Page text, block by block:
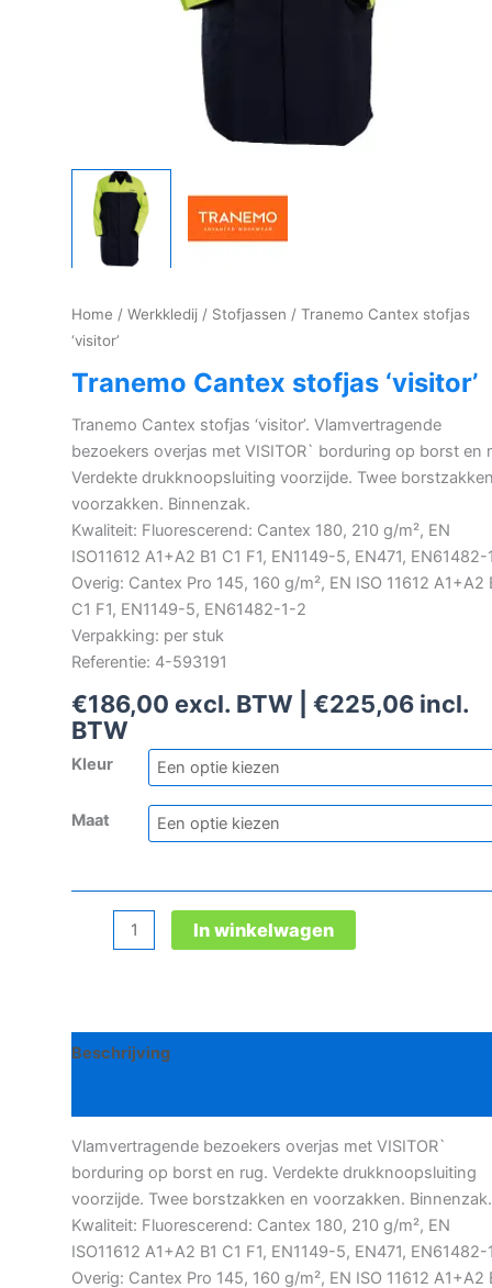
Home / Werkkledij / Stofjassen / Tranemo Cantex stofjas
‘visitor’
Tranemo Cantex stofjas ‘visitor’
Tranemo Cantex stofjas ‘visitor’. Vlamvertragende
bezoekers overjas met VISITOR` borduring op borst en
Verdekte drukknoopsluiting voorzijde. Twee
voorzakken. Binnenzak.
Kwaliteit: Fluorescerend: Cantex 180, 210 g/m², EN
ISO11612 A1+A2 B1 C1 F1, EN1149-5, EN471,
Overig: Cantex Pro 145, 160 g/m², EN ISO 11612 A1+A2
C1 F1, EN1149-5, EN61482-1-2
Verpakking: per stuk
Referentie: 4-593191
€186,00 excl. BTW | €225,06 incl.
BTW
Kleur
Maat
Tranemo
Cantex
aantal
In winkelwagen
Beschrijving
Vlamvertragende bezoekers overjas met VISITOR`
borduring op borst en rug. Verdekte drukknoopsluiting
voorzijde. Twee borstzakken en voorzakken. Binnenzak.
Kwaliteit: Fluorescerend: Cantex 180, 210 g/m², EN
ISO11612 A1+A2 B1 C1 F1, EN1149-5, EN471,
Overig: Cantex Pro 145, 160 g/m², EN ISO 11612 A1+A2